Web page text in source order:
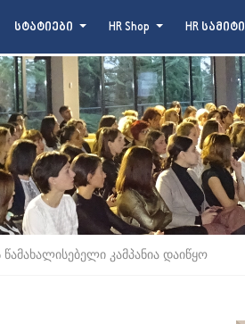
სტატიები HR Shop HR სამიტი
კამპანია დაიწყო